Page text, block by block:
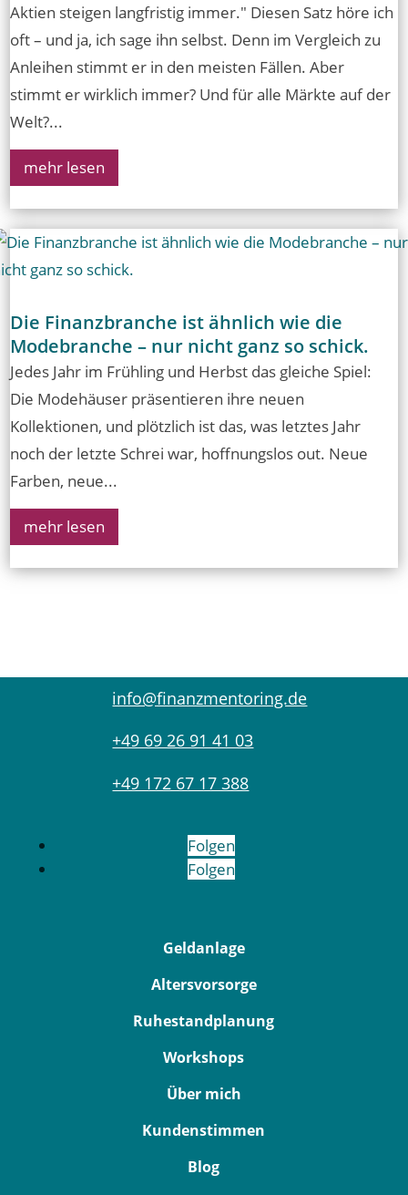
Aktien steigen langfristig immer." Diesen Satz höre ich
oft – und ja, ich sage ihn selbst. Denn im Vergleich zu
Anleihen stimmt er in den meisten Fällen. Aber
stimmt er wirklich immer? Und für alle Märkte auf der
Welt?...
mehr lesen
Die Finanzbranche ist ähnlich wie die
Modebranche – nur nicht ganz so schick.
Jedes Jahr im Frühling und Herbst das gleiche Spiel:
Die Modehäuser präsentieren ihre neuen
Kollektionen, und plötzlich ist das, was letztes Jahr
noch der letzte Schrei war, hoffnungslos out. Neue
Farben, neue...
mehr lesen
info@finanzmentoring.de
+49 69 26 91 41 03
+49 172 67 17 388
Folgen
Folgen
Geldanlage
Altersvorsorge
Ruhestandplanung
Workshops
Über mich
Kundenstimmen
Blog